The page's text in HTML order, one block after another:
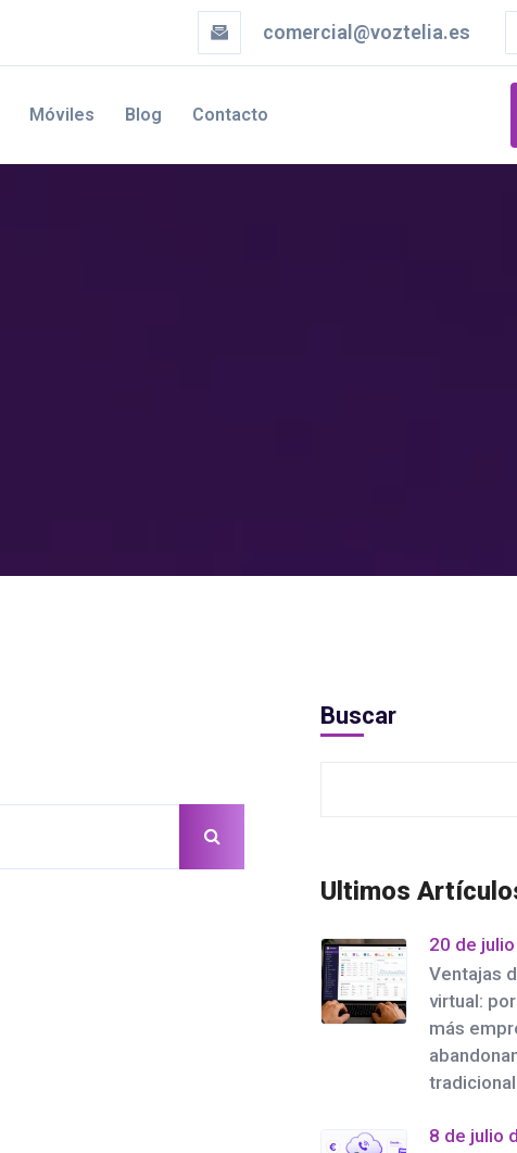
comercial@voztelia.es
Móviles Blog Contacto
Buscar
Ultimos
20 de
Ventajas
virtual:
más
tradicional
8 de julio